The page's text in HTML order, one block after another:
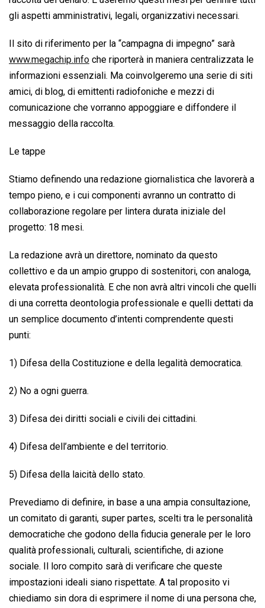
gli aspetti amministrativi, legali, organizzativi necessari.
Il sito di riferimento per la “campagna di impegno” sarà
www.megachip.info che riporterà in maniera centralizzata le
informazioni essenziali. Ma coinvolgeremo una serie di siti
amici, di blog, di emittenti radiofoniche e mezzi di
comunicazione che vorranno appoggiare e diffondere il
messaggio della raccolta.
Le tappe
Stiamo definendo una redazione giornalistica che lavorerà a
tempo pieno, e i cui componenti avranno un contratto di
collaborazione regolare per lintera durata iniziale del
progetto: 18 mesi.
La redazione avrà un direttore, nominato da questo
collettivo e da un ampio gruppo di sostenitori, con analoga,
elevata professionalità. E che non avrà altri vincoli che quelli
di una corretta deontologia professionale e quelli dettati da
un semplice documento d’intenti comprendente questi
punti:
1) Difesa della Costituzione e della legalità democratica.
2) No a ogni guerra.
3) Difesa dei diritti sociali e civili dei cittadini.
4) Difesa dell’ambiente e del territorio.
5) Difesa della laicità dello stato.
Prevediamo di definire, in base a una ampia consultazione,
un comitato di garanti, super partes, scelti tra le personalità
democratiche che godono della fiducia generale per le loro
qualità professionali, culturali, scientifiche, di azione
sociale. Il loro compito sarà di verificare che queste
impostazioni ideali siano rispettate. A tal proposito vi
chiediamo sin dora di esprimere il nome di una persona che,